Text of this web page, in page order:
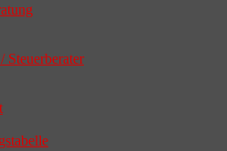
Steuerberater